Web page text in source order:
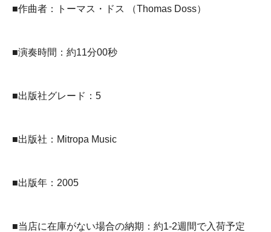
■作曲者：トーマス・ドス （Thomas Doss）
■演奏時間：約11分00秒
■出版社グレード：5
■出版社：Mitropa Music
■出版年：2005
■当店に在庫がない場合の納期：約1-2週間で入荷予定